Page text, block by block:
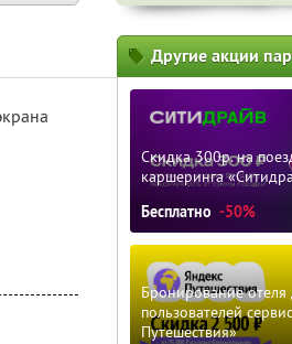
Другие акции
Скидка 300р. на
каршеринга
Бесплатно -50%
Бронирование отеля
пользователей
Путешествия»